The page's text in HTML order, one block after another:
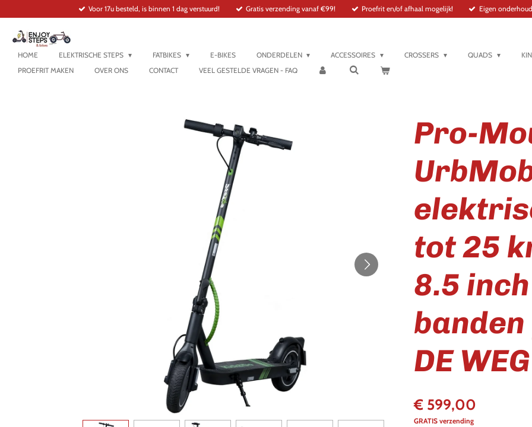
naar
de
hoofdinhoud
Voor 17u besteld, is binnen 1 dag verstuurd! Gratis verzending vanaf €99! Proefrit en/of afhaal mogelijk! Eigen
HOME ELEKTRISCHE STEPS FATBIKES E-BIKES ONDERDELEN ACCESSOIRES CROSSERS QUADS
PROEFRIT MAKEN
OVER ONS CONTACT VEEL GESTELDE VRAGEN - FAQ
Pro-
tot 25
8.5
banden
DE WEG
€ 599,00
GRATIS verzending